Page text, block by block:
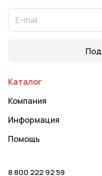
Каталог
Компания
Информация
Помощь
8 800 222 92 59